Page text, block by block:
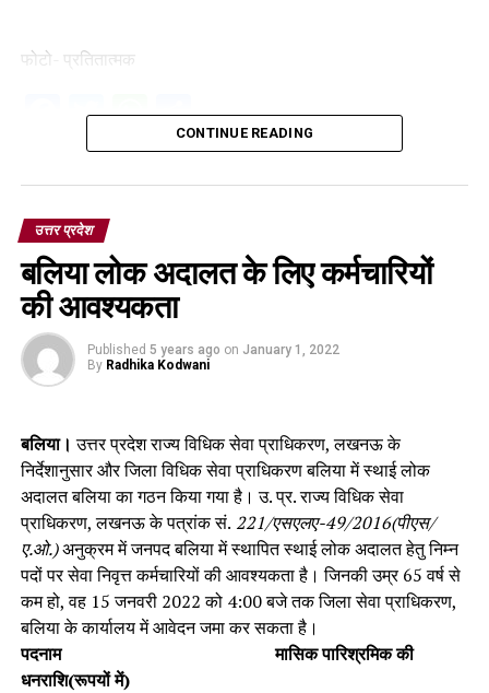
फोटो- प्रतितात्मक
Facebook
Twitter
WhatsApp
Share
CONTINUE READING
उत्तर प्रदेश
बलिया लोक अदालत के लिए कर्मचारियों
की आवश्यकता
Published 5 years ago on January 1, 2022
By Radhika Kodwani
बलिया। उत्तर प्रदेश राज्य विधिक सेवा प्राधिकरण, लखनऊ के
निर्देशानुसार और जिला विधिक सेवा प्राधिकरण बलिया में स्थाई लोक
अदालत बलिया का गठन किया गया है। उ. प्र. राज्य विधिक सेवा
प्राधिकरण, लखनऊ के पत्रांक सं. 221/एसएलए-49/2016(पीएस/
ए.ओ.)अनुक्रम में जनपद बलिया में स्थापित स्थाई लोक अदालत हेतु निम्न
पदों पर सेवा निवृत्त कर्मचारियों की आवश्यकता है। जिनकी उम्र 65 वर्ष से
कम हो, वह 15 जनवरी 2022 को 4:00 बजे तक जिला सेवा प्राधिकरण,
बलिया के कार्यालय में आवेदन जमा कर सकता है।
पदनाम मासिक पारिश्रमिक की
धनराशि(रूपयों में)